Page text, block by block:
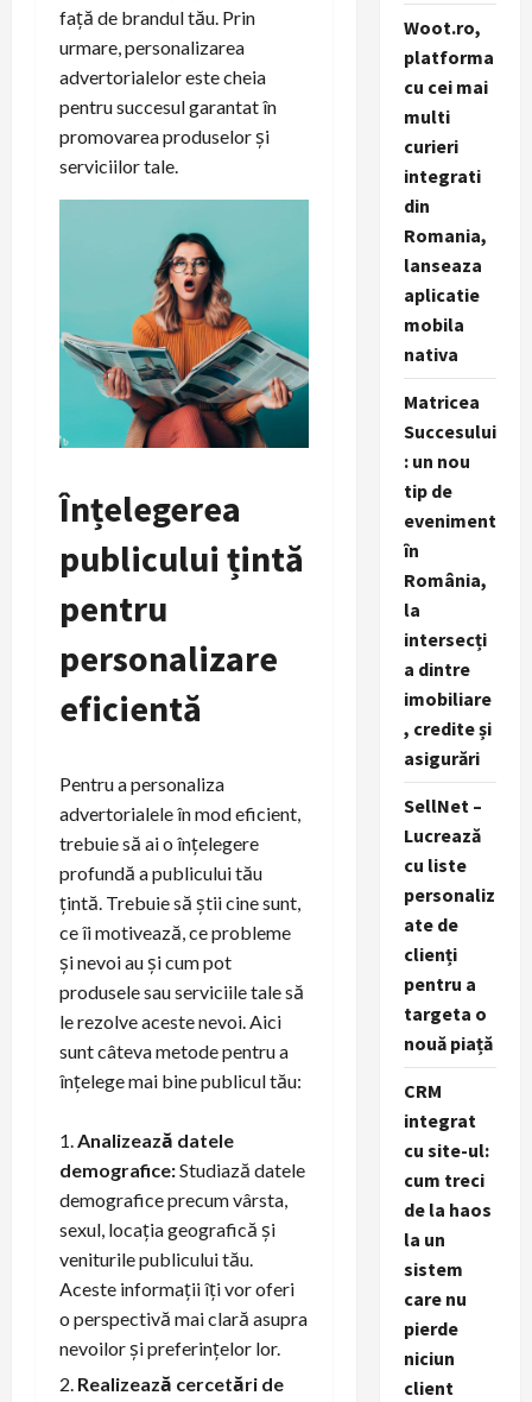
față de brandul tău. Prin
urmare, personalizarea
advertorialelor este cheia
pentru succesul garantat în
promovarea produselor și
serviciilor tale.
Înțelegerea
publicului țintă
pentru
personalizare
eficientă
Pentru a personaliza
advertorialele în mod eficient,
trebuie să ai o înțelegere
profundă a publicului tău
țintă. Trebuie să știi cine sunt,
ce îi motivează, ce probleme
și nevoi au și cum pot
produsele sau serviciile tale să
le rezolve aceste nevoi. Aici
sunt câteva metode pentru a
înțelege mai bine publicul tău:
Analizează datele
demografice:Studiază datele
demografice precum vârsta,
sexul, locația geografică și
veniturile publicului tău.
Aceste informații îți vor oferi
o perspectivă mai clară asupra
nevoilor și preferințelor lor.
Realizează cercetări de
Woot.ro,
platforma
cu cei mai
multi
curieri
integrati
din
Romania,
lanseaza
aplicatie
mobila
nativa
Matricea
Succesului
: un nou
tip de
eveniment
în
România,
la
intersecți
a dintre
imobiliare
, credite și
asigurări
SellNet –
Lucrează
cu liste
personaliz
ate de
clienți
pentru a
targeta o
nouă piață
CRM
integrat
cu site-ul:
cum treci
de la haos
la un
sistem
care nu
pierde
niciun
client